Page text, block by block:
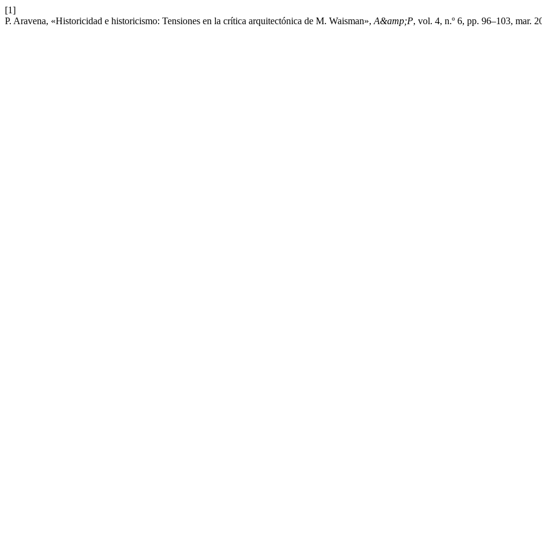
[1]
P. Aravena, «Historicidad e historicismo: Tensiones en la crítica arquitectónica de M. Waisman», A&amp;P, vol. 4, n.º 6, pp. 96–103, mar.